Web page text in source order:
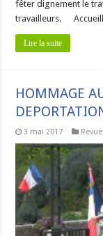
fêter dignement le
travailleurs.
Lire la suite
HOMMAGE
3 mai 2017